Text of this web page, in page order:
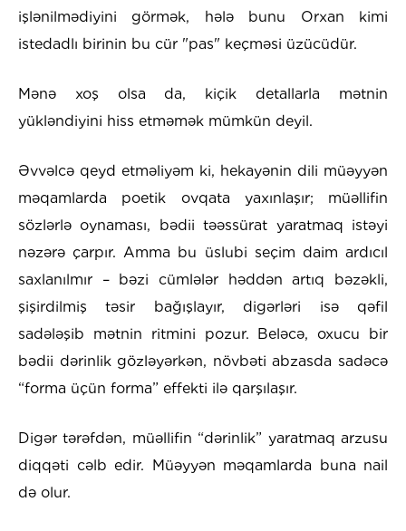
işlənilmədiyini görmək, hələ bunu Orxan kimi
istedadlı birinin bu cür "pas" keçməsi üzücüdür.
Mənə xoş olsa da, kiçik detallarla mətnin
yükləndiyini hiss etməmək mümkün deyil.
Əvvəlcə qeyd etməliyəm ki, hekayənin dili müəyyən
məqamlarda poetik ovqata yaxınlaşır; müəllifin
sözlərlə oynaması, bədii təəssürat yaratmaq istəyi
nəzərə çarpır. Amma bu üslubi seçim daim ardıcıl
saxlanılmır – bəzi cümlələr həddən artıq bəzəkli,
şişirdilmiş təsir bağışlayır, digərləri isə qəfil
sadələşib mətnin ritmini pozur. Beləcə, oxucu bir
bədii dərinlik gözləyərkən, növbəti abzasda sadəcə
“forma üçün forma” effekti ilə qarşılaşır.
Digər tərəfdən, müəllifin “dərinlik” yaratmaq arzusu
diqqəti cəlb edir. Müəyyən məqamlarda buna nail
də olur.